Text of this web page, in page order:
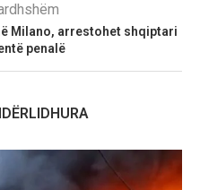
Milano, arrestohet shqiptari
penalë